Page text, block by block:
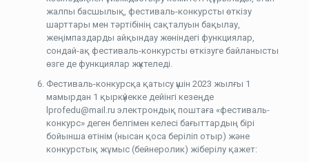
жалпы басшылық, фестиваль-конкурсты өткізу
шарттары мен тәртібінің сақталуын бақылау,
жеңімпаздарды айқындау жөніндегі функциялар,
сондай-ақ фестиваль-конкурсты өткізуге байланысты
өзге де функциялар жүктеледі.
Фестиваль-конкурсқа қатысу үшін 2023 жылғы 1
мамырдан 1 қыркүйекке дейінгі кезеңде
lprofedu@mail.ru электрондық поштаға «фестиваль-
конкурс» деген белгімен келесі бағыттардың бірі
бойынша өтінім (нысан қоса беріліп отыр) және
конкурстық жұмыс (бейнеролик) жіберілу қажет: